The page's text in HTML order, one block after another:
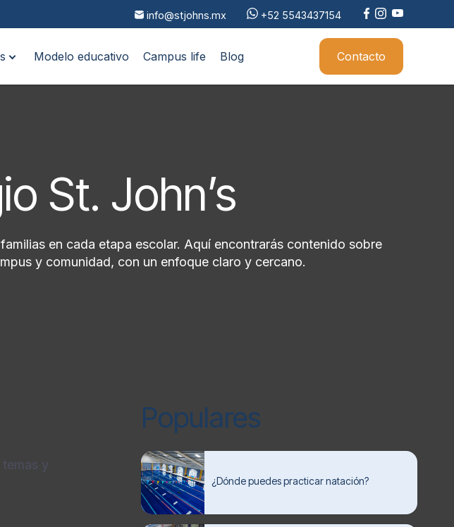
info@stjohns.mx +52 5543437154
Modelo educativo Campus life Blog Contacto
St. John’s
en cada etapa escolar. Aquí encontrarás contenido sobre
y comunidad, con un enfoque claro y cercano.
y
Populares
¿Dónde puedes practicar natación?